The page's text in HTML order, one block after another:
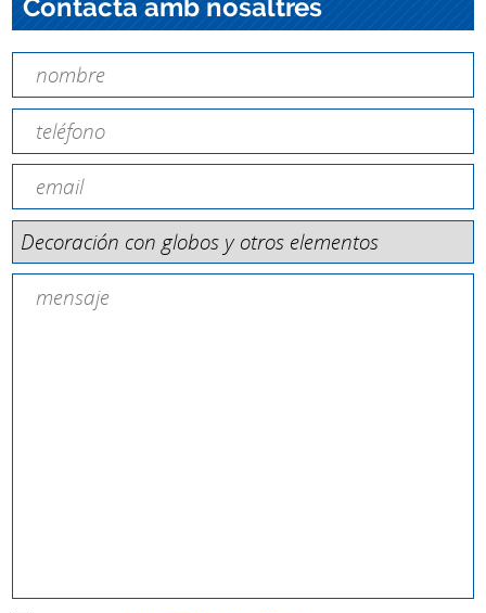
Contacta amb nosaltres